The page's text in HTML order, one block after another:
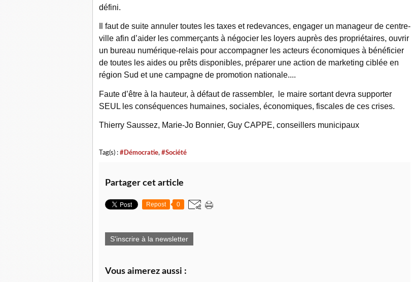
défini.
Il faut de suite annuler toutes les taxes et redevances, engager un manageur de centre-
ville afin d’aider les commerçants à négocier les loyers auprès des propriétaires, ouvrir
un bureau numérique-relais pour accompagner les acteurs économiques à bénéficier
de toutes les aides ou prêts disponibles, préparer une action de marketing ciblée en
région Sud et une campagne de promotion nationale....
Faute d’être à la hauteur, à défaut de rassembler, le maire sortant devra supporter
SEUL les conséquences humaines, sociales, économiques, fiscales de ces crises.
Thierry Saussez, Marie-Jo Bonnier, Guy CAPPE, conseillers municipaux
Tag(s) : #Démocratie, #Société
Partager cet article
Repost 0
S'inscrire à la newsletter
Vous aimerez aussi :